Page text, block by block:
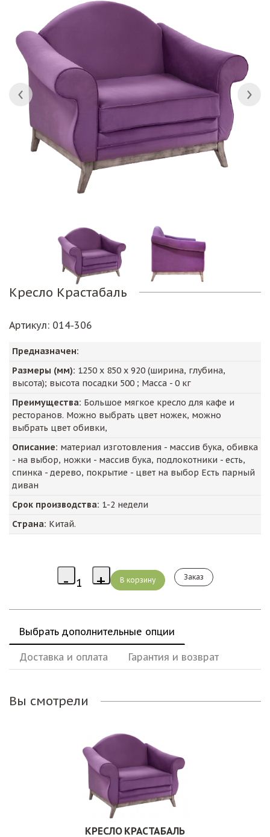
Кресло Крастабаль
Артикул: 014-306
Предназначен:
Размеры (мм): 1250 х 850 х 920 (ширина, глубина,
высота); высота посадки 500 ; Масса - 0 кг
Преимущества: Большое мягкое кресло для кафе и
ресторанов. Можно выбрать цвет ножек, можно
выбрать цвет обивки,
Описание: материал изготовления - массив бука, обивка
- на выбор, ножки - массив бука, подлокотники - есть,
спинка - дерево, покрытие - цвет на выбор Есть парный
диван
Срок производства: 1-2 недели
Страна: Китай.
Заказ
Выбрать дополнительные опции
Доставка и оплата Гарантия и возврат
Вы смотрели
КРЕСЛО КРАСТАБАЛЬ